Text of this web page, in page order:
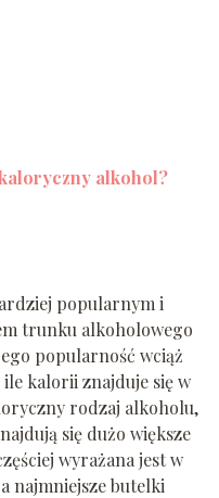
alkohol?
popularnym i
trunku alkoholowego
popularność wciąż
kalorii znajduje się w
rodzaj alkoholu,
się dużo większe
wyrażana jest w
najmniejsze butelki